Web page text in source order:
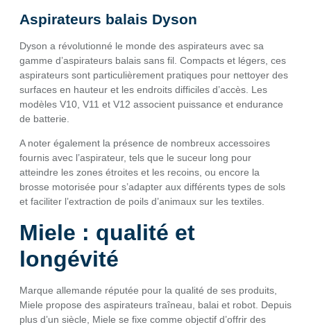
Aspirateurs balais Dyson
Dyson a révolutionné le monde des aspirateurs avec sa
gamme d’aspirateurs balais sans fil. Compacts et légers, ces
aspirateurs sont particulièrement pratiques pour nettoyer des
surfaces en hauteur et les endroits difficiles d’accès. Les
modèles V10, V11 et V12 associent puissance et endurance
de batterie.
A noter également la présence de nombreux accessoires
fournis avec l’aspirateur, tels que le suceur long pour
atteindre les zones étroites et les recoins, ou encore la
brosse motorisée pour s’adapter aux différents types de sols
et faciliter l’extraction de poils d’animaux sur les textiles.
Miele : qualité et
longévité
Marque allemande réputée pour la qualité de ses produits,
Miele propose des aspirateurs traîneau, balai et robot. Depuis
plus d’un siècle, Miele se fixe comme objectif d’offrir des